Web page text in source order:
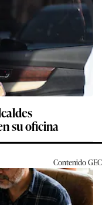
su oficina
ContenidoGEC